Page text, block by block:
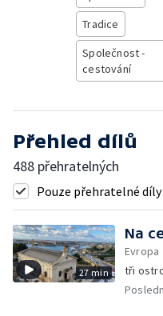
Tradice
Společnost -
cestování
Přehled dílů
488 přehratelných
Pouze přehratelné díly
27 min
Na
Evropa
tři